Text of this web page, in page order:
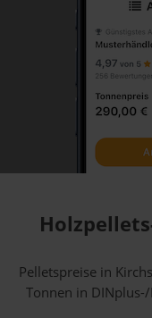
Pelletspreise in
Tonnen in